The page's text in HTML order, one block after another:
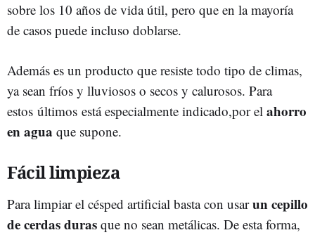
sobre los 10 años de vida útil, pero que en la mayoría
de casos puede incluso doblarse.
Además es un producto que resiste todo tipo de climas,
ya sean fríos y lluviosos o secos y calurosos. Para
estos últimos está especialmente indicado,por el ahorro
en agua que supone.
Fácil limpieza
Para limpiar el césped artificial basta con usarun cepillo
de cerdas duras que no sean metálicas. De esta forma,